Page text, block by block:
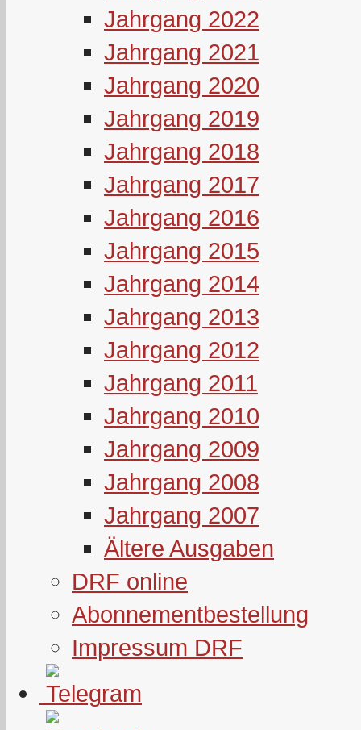
Jahrgang 2022
Jahrgang 2021
Jahrgang 2020
Jahrgang 2019
Jahrgang 2018
Jahrgang 2017
Jahrgang 2016
Jahrgang 2015
Jahrgang 2014
Jahrgang 2013
Jahrgang 2012
Jahrgang 2011
Jahrgang 2010
Jahrgang 2009
Jahrgang 2008
Jahrgang 2007
Ältere Ausgaben
DRF online
Abonnementbestellung
Impressum DRF